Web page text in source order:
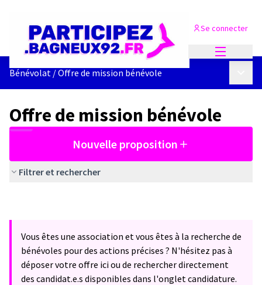
Se connecter
Bénévolat /Offre de mission bénévole
Offre de mission bénévole
Nouvelle proposition
Filtrer et rechercher
Vous êtes une association et vous êtes à la recherche de
bénévoles pour des actions précises ? N'hésitez pas à
déposer votre offre ici ou de rechercher directement
des candidat.e.s disponibles dans l'onglet candidature.